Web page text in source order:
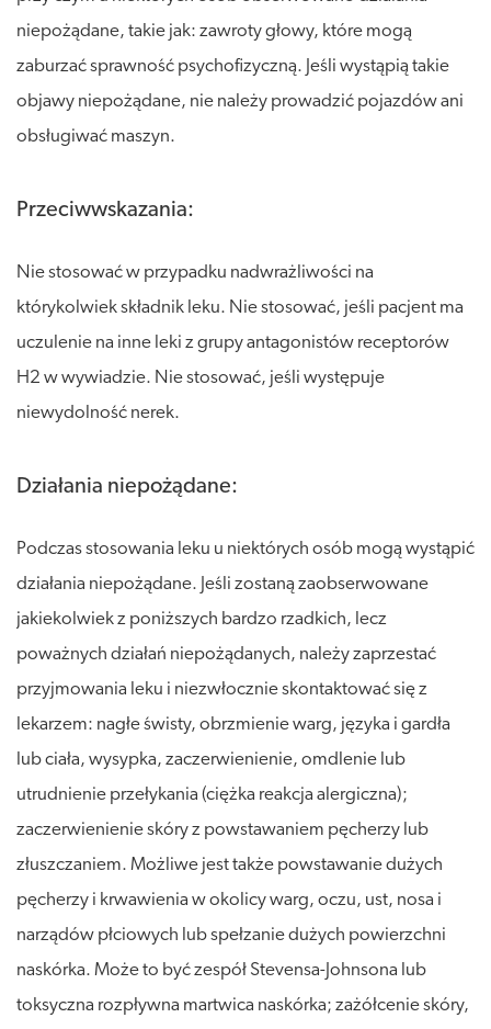
niepożądane, takie jak: zawroty głowy, które mogą
zaburzać sprawność psychofizyczną. Jeśli wystąpią takie
objawy niepożądane, nie należy prowadzić pojazdów ani
obsługiwać maszyn.
Przeciwwskazania:
Nie stosować w przypadku nadwrażliwości na
którykolwiek składnik leku. Nie stosować, jeśli pacjent ma
uczulenie na inne leki z grupy antagonistów receptorów
H2 w wywiadzie. Nie stosować, jeśli występuje
niewydolność nerek.
Działania niepożądane:
Podczas stosowania leku u niektórych osób mogą wystąpić
działania niepożądane. Jeśli zostaną zaobserwowane
jakiekolwiek z poniższych bardzo rzadkich, lecz
poważnych działań niepożądanych, należy zaprzestać
przyjmowania leku i niezwłocznie skontaktować się z
lekarzem: nagłe świsty, obrzmienie warg, języka i gardła
lub ciała, wysypka, zaczerwienienie, omdlenie lub
utrudnienie przełykania (ciężka reakcja alergiczna);
zaczerwienienie skóry z powstawaniem pęcherzy lub
złuszczaniem. Możliwe jest także powstawanie dużych
pęcherzy i krwawienia w okolicy warg, oczu, ust, nosa i
narządów płciowych lub spełzanie dużych powierzchni
naskórka. Może to być zespół Stevensa-Johnsona lub
toksyczna rozpływna martwica naskórka; zażółcenie skóry,